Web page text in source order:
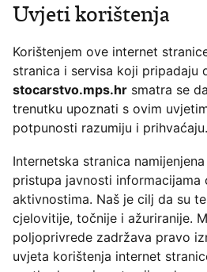
Uvjeti korištenja
Korištenjem ove internet
stranica i servisa koji pripadaju
stocarstvo.mps.hr smatra se
trenutku upoznati s ovim
potpunosti razumiju i prihvaćaju.
Internetska stranica
pristupa javnosti informacijama
aktivnostima. Naš je cilj da su
cjelovitije, točnije i ažuriranije.
poljoprivrede zadržava pravo
uvjeta korištenja internet